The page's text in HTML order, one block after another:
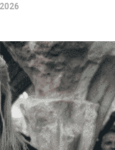
de dominar.